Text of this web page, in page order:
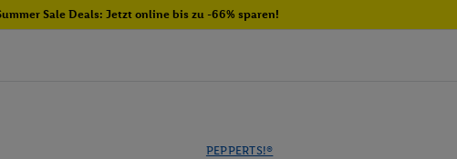
Sale Deals: Jetzt online bis zu -66% sparen!
PEPPERTS!®